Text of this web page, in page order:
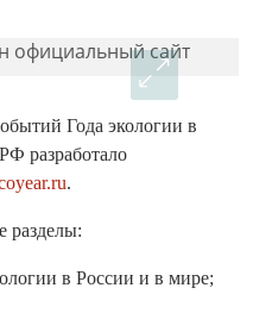
Года экологии в
разработало
.
разделы:
в России и в мире;